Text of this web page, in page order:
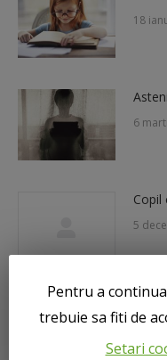
18
6
Copil
5
Ce
10
Pentru a
trebuie sa fiti de
Setari